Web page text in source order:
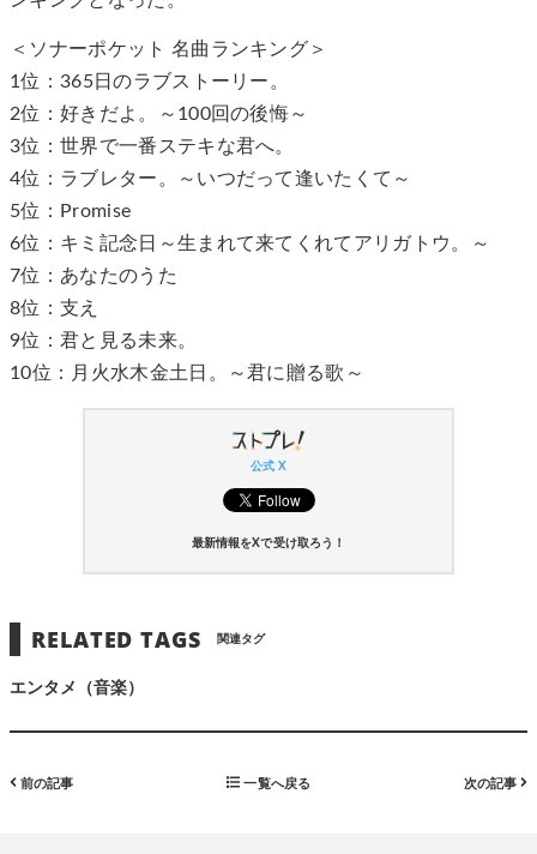
＜ソナーポケット 名曲ランキング＞
1位：365日のラブストーリー。
2位：好きだよ。～100回の後悔～
3位：世界で一番ステキな君へ。
4位：ラブレター。～いつだって逢いたくて～
5位：Promise
6位：キミ記念日～生まれて来てくれてアリガトウ。～
7位：あなたのうた
8位：支え
9位：君と見る未来。
10位：月火水木金土日。～君に贈る歌～
公式 X
最新情報をXで受け取ろう！
RELATED TAGS 関連タグ
エンタメ（音楽）
前の記事 一覧へ戻る 次の記事